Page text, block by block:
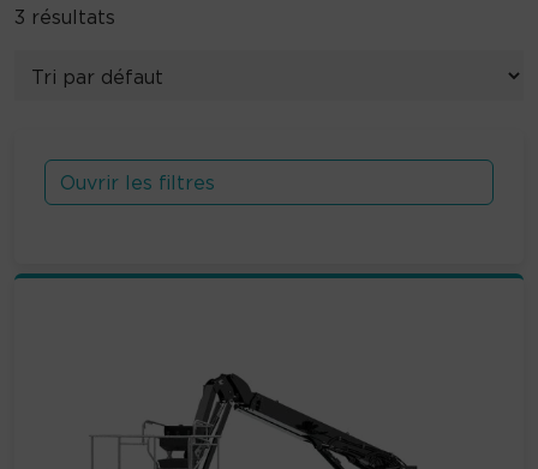
3 résultats
Ouvrir les filtres